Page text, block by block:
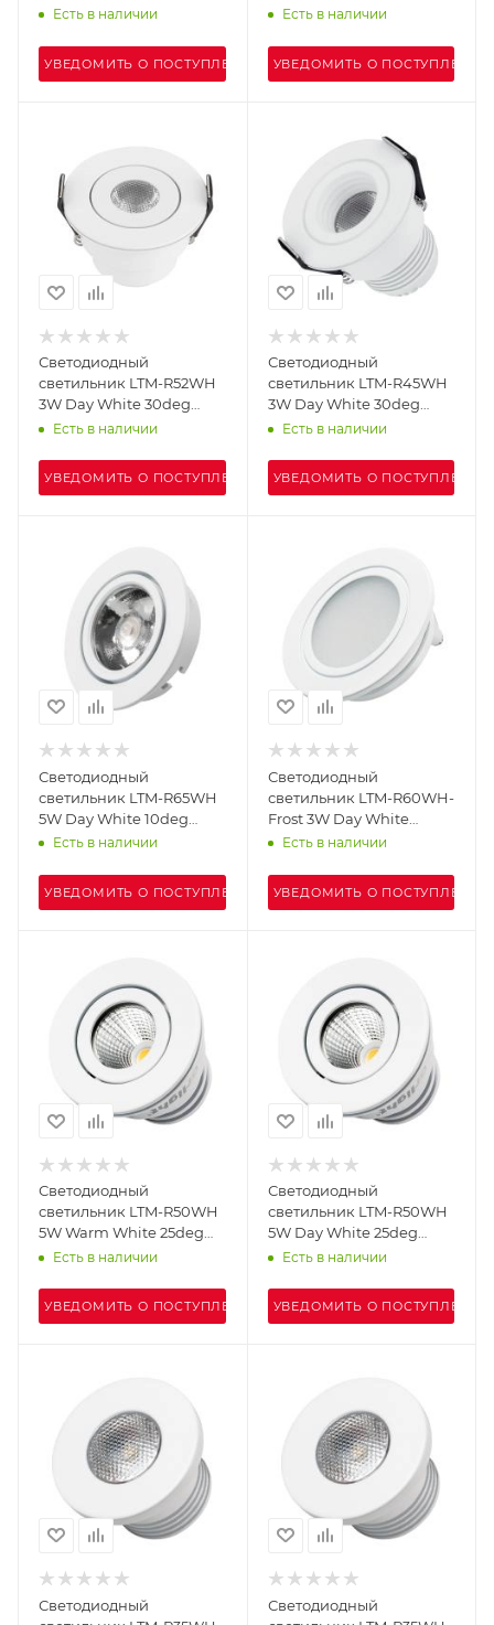
(Arlight, Металл)
Есть в наличии
УВЕДОМИТЬ О ПОСТУПЛЕНИИ
(Arlight, IP40 Металл, 3
Есть в наличии
УВЕДОМИТЬ О ПОСТУПЛЕНИИ
Светодиодный
светильник LTM-R52WH
3W Day White 30deg
(Arlight, IP40 Металл, 3
Есть в наличии
УВЕДОМИТЬ О ПОСТУПЛЕНИИ
Светодиодный
светильник LTM-R45WH
3W Day White 30deg
(Arlight, IP40 Металл, 3
Есть в наличии
УВЕДОМИТЬ О ПОСТУПЛЕНИИ
Светодиодный
светильник LTM-R65WH
5W Day White 10deg
(Arlight, IP40 Металл, 3
Есть в наличии
УВЕДОМИТЬ О ПОСТУПЛЕНИИ
Светодиодный
светильник LTM-R60WH-
Frost 3W Day White
110deg (Arlight, IP40
Есть в наличии
УВЕДОМИТЬ О ПОСТУПЛЕНИИ
Светодиодный
светильник LTM-R50WH
5W Warm White 25deg
(Arlight, IP40 Металл, 3
Есть в наличии
УВЕДОМИТЬ О ПОСТУПЛЕНИИ
Светодиодный
светильник LTM-R50WH
5W Day White 25deg
(Arlight, IP40 Металл, 3
Есть в наличии
УВЕДОМИТЬ О ПОСТУПЛЕНИИ
Светодиодный
Светодиодный